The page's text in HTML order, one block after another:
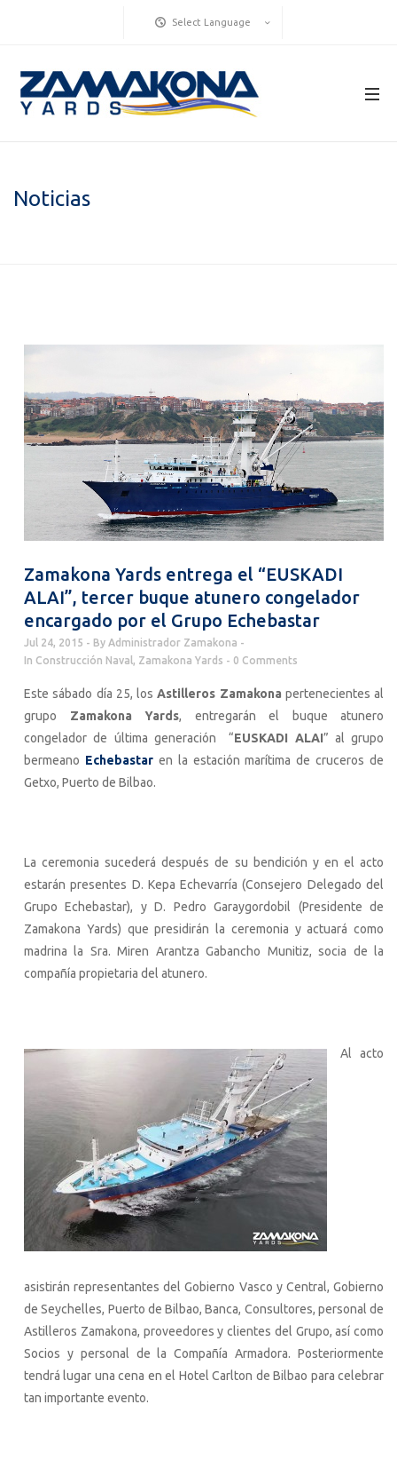
Select Language
Noticias
Zamakona Yards entrega el “EUSKADI
ALAI”, tercer buque atunero congelador
encargado por el Grupo Echebastar
Jul 24, 2015 By Administrador Zamakona
In Construcción Naval, Zamakona Yards 0 Comments
Este sábado día 25, losAstilleros Zamakona pertenecientes al
grupo Zamakona Yards, entregarán el buque atunero
congelador de última generación “EUSKADI ALAI” al grupo
bermeano Echebastaren la estación marítima de cruceros de
Getxo, Puerto de Bilbao.
La ceremonia sucederá después de su bendición y en el acto
estarán presentes D. Kepa Echevarría (Consejero Delegado del
Grupo Echebastar), y D. Pedro Garaygordobil (Presidente de
Zamakona Yards) que presidirán la ceremonia y actuará como
madrina la Sra. Miren Arantza Gabancho Munitiz, socia de la
compañía propietaria del atunero.
Al acto
asistirán representantes del Gobierno Vasco y Central, Gobierno
de Seychelles, Puerto de Bilbao, Banca, Consultores, personal de
Astilleros Zamakona, proveedores y clientes del Grupo, así como
Socios y personal de la Compañía Armadora. Posteriormente
tendrá lugar una cena en el Hotel Carlton de Bilbao para celebrar
tan importante evento.